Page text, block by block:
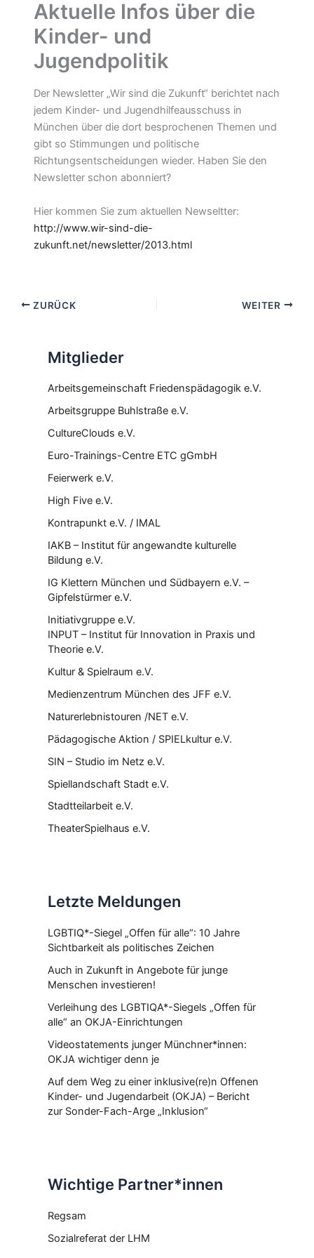
Aktuelle Infos über die
Kinder- und
Jugendpolitik
Der Newsletter „Wir sind die Zukunft“ berichtet nach
jedem Kinder- und Jugendhilfeausschuss in
München über die dort besprochenen Themen und
gibt so Stimmungen und politische
Richtungsentscheidungen wieder. Haben Sie den
Newsletter schon abonniert?
Hier kommen Sie zum aktuellen Newseltter:
http://www.wir-sind-die-
zukunft.net/newsletter/2013.html
ZURÜCK WEITER
Mitglieder
Arbeitsgemeinschaft Friedenspädagogik e.V.
Arbeitsgruppe Buhlstraße e.V.
CultureClouds e.V.
Euro-Trainings-Centre ETC gGmbH
Feierwerk e.V.
High Five e.V.
Kontrapunkt e.V. / IMAL
IAKB – Institut für angewandte kulturelle
Bildung e.V.
IG Klettern München und Südbayern e.V. –
Gipfelstürmer e.V.
Initiativgruppe e.V.
INPUT – Institut für Innovation in Praxis und
Theorie e.V.
Kultur & Spielraum e.V.
Medienzentrum München des JFF e.V.
Naturerlebnistouren /NET e.V.
Pädagogische Aktion / SPIELkultur e.V.
SIN – Studio im Netz e.V.
Spiellandschaft Stadt e.V.
Stadtteilarbeit e.V.
TheaterSpielhaus e.V.
Letzte Meldungen
LGBTIQ*-Siegel „Offen für alle“: 10 Jahre
Sichtbarkeit als politisches Zeichen
Auch in Zukunft in Angebote für junge
Menschen investieren!
Verleihung des LGBTIQA*-Siegels „Offen für
alle“ an OKJA-Einrichtungen
Videostatements junger Münchner*innen:
OKJA wichtiger denn je
Auf dem Weg zu einer inklusive(re)n Offenen
Kinder- und Jugendarbeit (OKJA) – Bericht
zur Sonder-Fach-Arge „Inklusion“
Wichtige Partner*innen
Regsam
Sozialreferat der LHM